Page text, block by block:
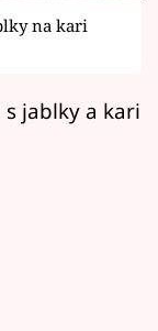
na kari
jablky a kari